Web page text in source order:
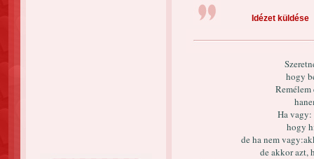
Idézet küldése
hogy
Remélem
Ha
hogy
de ha nem
de akkor azt,